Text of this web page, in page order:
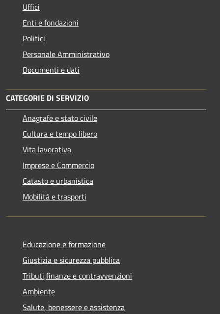
Uffici
Enti e fondazioni
Politici
Personale Amministrativo
Documenti e dati
CATEGORIE DI SERVIZIO
Anagrafe e stato civile
Cultura e tempo libero
Vita lavorativa
Imprese e Commercio
Catasto e urbanistica
Mobilità e trasporti
Educazione e formazione
Giustizia e sicurezza pubblica
Tributi,finanze e contravvenzioni
Ambiente
Salute, benessere e assistenza